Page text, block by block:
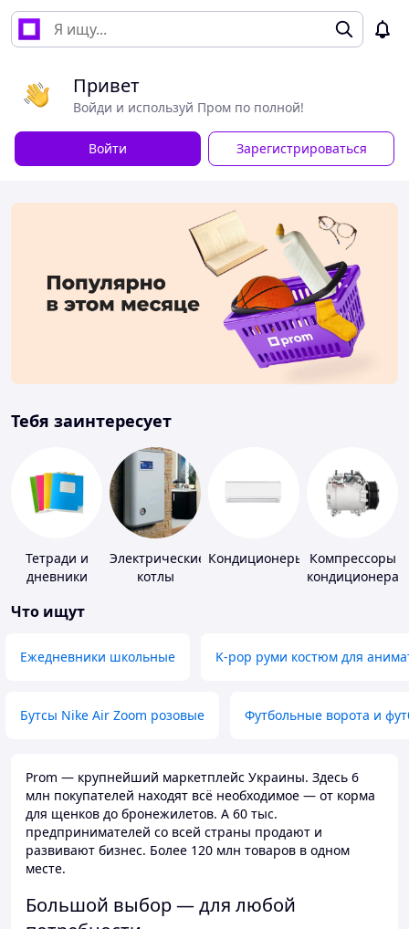
Привет
Войди и используй Пром по полной!
Войти Зарегистрироваться
Тебя заинтересует
Тетради и
дневники
Электрические
котлы
Кондиционеры
Компрессоры
кондиционера
Что ищут
Ежедневники школьные K-pop руми костюм для
Бутсы Nike Air Zoom розовые Футбольные ворота и
Prom — крупнейший маркетплейс Украины. Здесь 6
млн покупателей находят всё необходимое — от корма
для щенков до бронежилетов. А 60 тыс.
предпринимателей со всей страны продают и
развивают бизнес. Более 120 млн товаров в одном
месте.
Большой выбор — для любой